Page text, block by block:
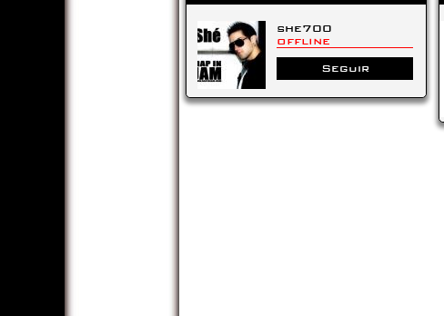
she700
OFFLINE
Seguir